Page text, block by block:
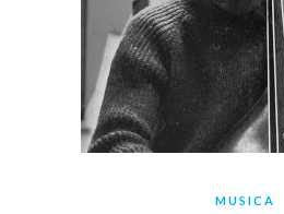
MUSICA